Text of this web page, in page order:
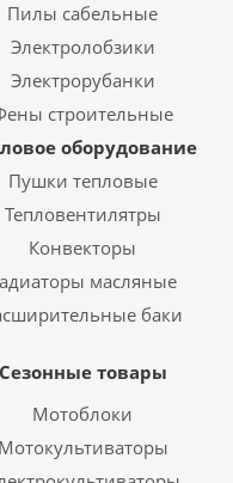
Пилы сабельные
Электролобзики
Электрорубанки
строительные
оборудование
Пушки тепловые
Тепловентилятры
Конвекторы
масляные
баки
Сезонные товары
Мотоблоки
Мотокультиваторы